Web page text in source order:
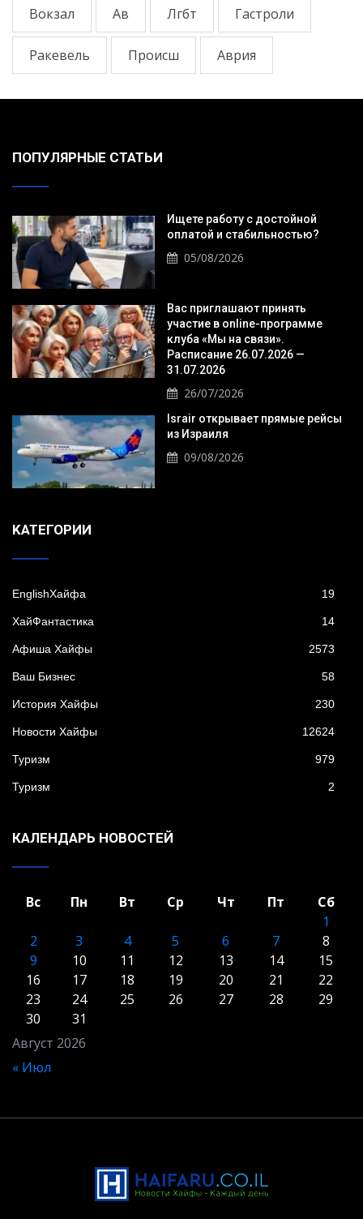
Вокзал Ав Лгбт Гастроли
Ракевель Происш Аврия
ПОПУЛЯРНЫЕ СТАТЬИ
Ищете работу с достойной
оплатой и стабильностью?
05/08/2026
Вас приглашают принять
участие в online-программе
клуба «Мы на связи».
Расписание 26.07.2026 —
31.07.2026
26/07/2026
Israir открывает прямые рейсы
из Израиля
09/08/2026
KАТЕГОРИИ
EnglishХайфа 19
XайФантастика 14
Афиша Хайфы 2573
Ваш Бизнес 58
История Хайфы 230
Новости Хайфы 12624
Туризм 979
Туризм 2
КАЛЕНДАРЬ НОВОСТЕЙ
Август 2026
Вс Пн Вт Ср Чт Пт
Сб
1
2
3 4 5 6 7
8
9
10 11 12 13 14
15
16
17 18 19 20 21
22
23
24 25 26 27 28
29
30
31
« Июл